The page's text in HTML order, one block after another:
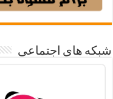
شبکه های اجتماعی